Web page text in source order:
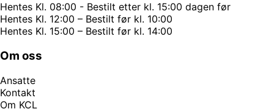
Hentes Kl. 08:00 - Bestilt etter kl. 15:00 dagen før
Hentes Kl. 12:00 – Bestilt før kl. 10:00
Hentes Kl. 15:00 – Bestilt før kl. 14:00
Om oss
Ansatte
Kontakt
Om KCL